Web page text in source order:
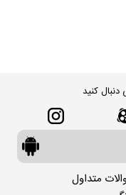
کنید
متداول